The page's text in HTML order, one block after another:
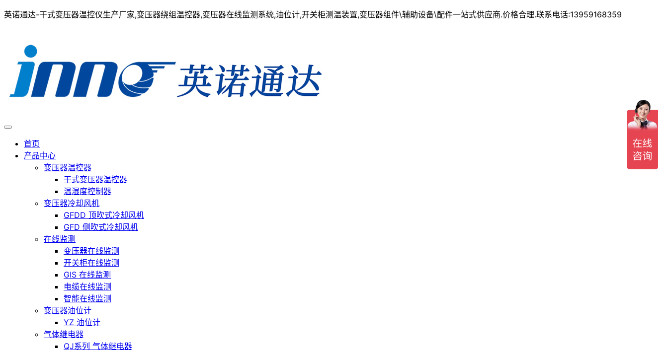
英诺通达-干式变压器温控仪生产厂家,变压器绕组温控器,变压器在线监测系统,油位计,开关柜测温装置,变压器组件\辅助设备\配件一站式供应商.价格合理.联系电话:13959168359
首页
产品中心
变压器温控器
干式变压器温控器
温湿度控制器
变压器冷却风机
GFDD 顶吹式冷却风机
GFD 侧吹式冷却风机
在线监测
变压器在线监测
开关柜在线监测
GIS 在线监测
电缆在线监测
智能在线监测
变压器油位计
YZ 油位计
气体继电器
QJ系列 气体继电器